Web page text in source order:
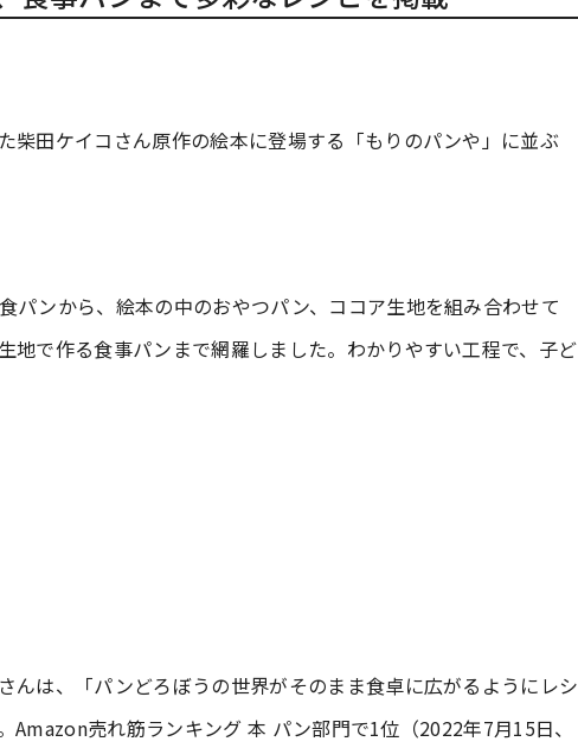
柴田ケイコさん原作の絵本に登場する「もりのパンや」に並ぶ
パンから、絵本の中のおやつパン、ココア生地を組み合わせて
地で作る食事パンまで網羅しました。わかりやすい工程で、子ど
んは、「パンどろぼうの世界がそのまま食卓に広がるようにレシ
Amazon売れ筋ランキング 本 パン部門で1位（2022年7月15日、